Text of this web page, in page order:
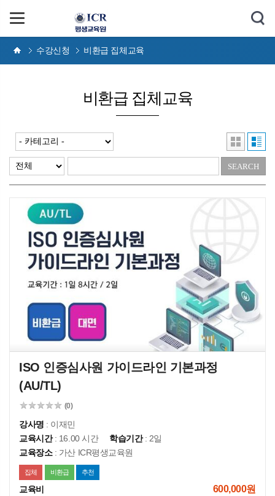
수강신청 비환급 집체교육
비환급 집체교육
ISO 인증심사원 가이드라인 기본과정
(AU/TL)
(0)
강사명 : 이재민
교육시간: 16.00 시간 학습기간: 2일
교육장소: 가산 ICR평생교육원
집체 비환급 추천
교육비 600,000원